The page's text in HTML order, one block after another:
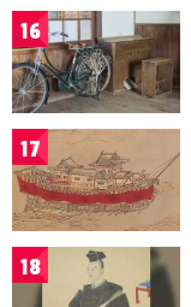
16
17
18